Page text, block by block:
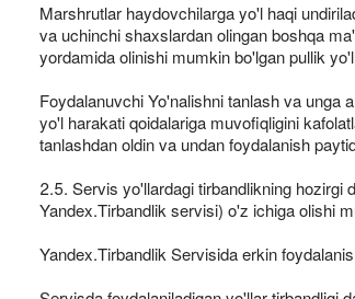
Marshrutlar haydovchilarga yo'l haqi
va uchinchi shaxslardan olingan boshqa
yordamida olinishi mumkin bo'lgan pullik
Foydalanuvchi Yo'nalishni tanlash va unga
yo'l harakati qoidalariga muvofiqligini
tanlashdan oldin va undan foydalanish
2.5. Servis yo'llardagi tirbandlikning hozirgi
Yandex.Tirbandlik servisi) o'z ichiga olishi
Yandex.Tirbandlik Servisida erkin